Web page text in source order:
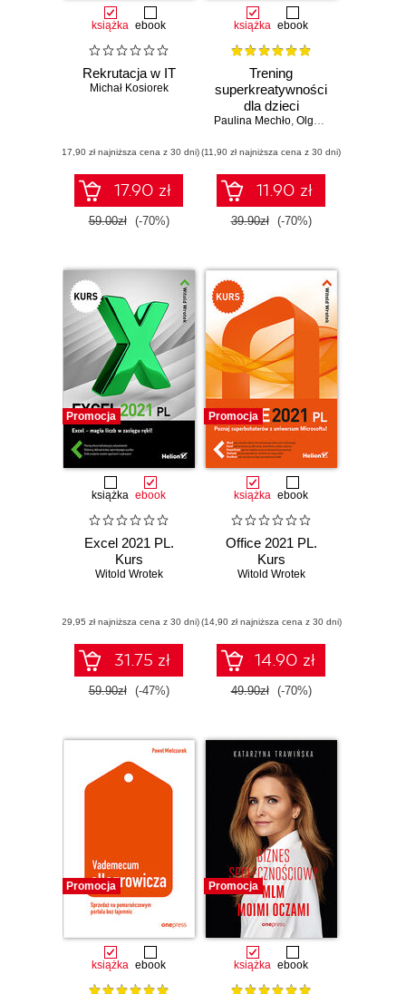
książka ebook
Rekrutacja w IT
Michał Kosiorek
(17,90 zł najniższa cena z 30 dni)
17.90 zł
59.00zł (-70%)
książka ebook
Trening
superkreatywności
dla dzieci
Paulina Mechło, Olga Geppert
(11,90 zł najniższa cena z 30 dni)
11.90 zł
39.90zł (-70%)
Promocja
książka ebook
Excel 2021 PL.
Kurs
Witold Wrotek
(29,95 zł najniższa cena z 30 dni)
31.75 zł
59.90zł (-47%)
Promocja
książka ebook
Office 2021 PL.
Kurs
Witold Wrotek
(14,90 zł najniższa cena z 30 dni)
14.90 zł
49.90zł (-70%)
Promocja
książka ebook
Promocja
książka ebook